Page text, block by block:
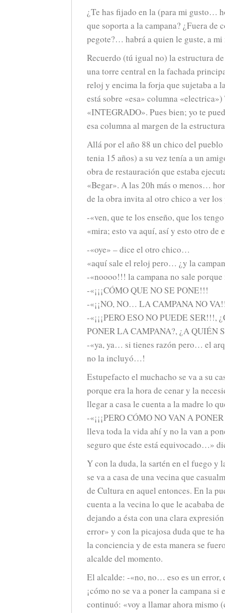
¿Te has fijado en la (para mi gusto…
que soporta a la campana? ¿Fuera de
pegote?… habrá a quien le guste, a mi
Recuerdo (tú igual no) la estructura
una torre central en la fachada
reloj y encima la forja que sujetaba a
está sobre «esa» columna «electrica»)
«INTEGRADO». Pues bien; yo te
esa columna al margen de la
Allá por el año 88 un chico del
tenia 15 años) a su vez tenía a un
obra de restauración que estaba
«Begar». A las 20h más o menos…
de la obra invita al otro chico a ver
-«ven, que te los enseño, que los
«mira; esto va aquí, así y esto otro de
-«oye» – dice el otro chico…
«aquí sale el reloj pero… ¿y la
-«noooo!!! la campana no sale porque
-«¡¡¡CÓMO QUE NO SE PONE!!!
-«¡¡NO, NO… LA CAMPANA NO
-«¡¡¡PERO ESO NO PUEDE SER!!!,
PONER LA CAMPANA?, ¿A QUIÉN
-«ya, ya… si tienes razón pero… el
no la incluyó…!
Estupefacto el muchacho se va a su
porque era la hora de cenar y la
llegar a casa le cuenta a la madre lo
-«¡¡¡PERO CÓMO NO VAN A
lleva toda la vida ahí y no la van a
seguro que éste está equivocado…»
Y con la duda, la sartén en el fuego y
se va a casa de una vecina que
de Cultura en aquel entonces. En la
cuenta a la vecina lo que le acababa
dejando a ésta con una clara
error» y con la picajosa duda que te
la conciencia y de esta manera se
alcalde del momento.
El alcalde: -«no, no… eso es un
¡cómo no se va a poner la campana si
continuó: «voy a llamar ahora mismo